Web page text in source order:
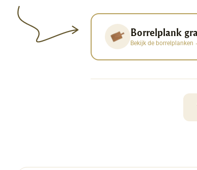
Borrelplank
Bekijk de borrelplanken